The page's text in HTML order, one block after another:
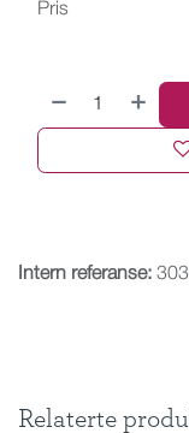
Pris
Intern referanse:
Relaterte